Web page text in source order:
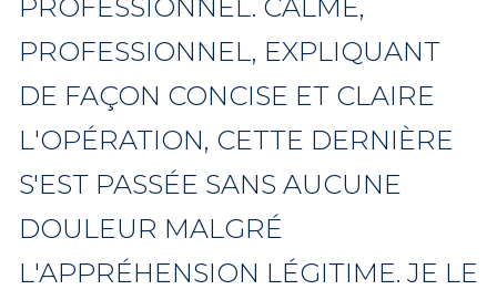
PROFESSIONNEL. CALME,
PROFESSIONNEL, EXPLIQUANT
DE FAÇON CONCISE ET CLAIRE
L'OPÉRATION, CETTE DERNIÈRE
S'EST PASSÉE SANS AUCUNE
DOULEUR MALGRÉ
L'APPRÉHENSION LÉGITIME. JE LE